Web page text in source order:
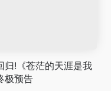
归!《苍茫的天涯是我
极预告